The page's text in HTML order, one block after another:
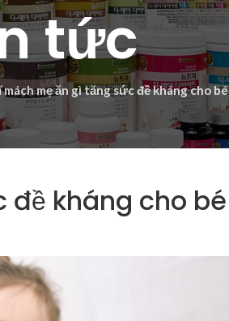
tức
mách mẹ ăn gì tăng sức đề kháng cho bé
đề kháng cho bé